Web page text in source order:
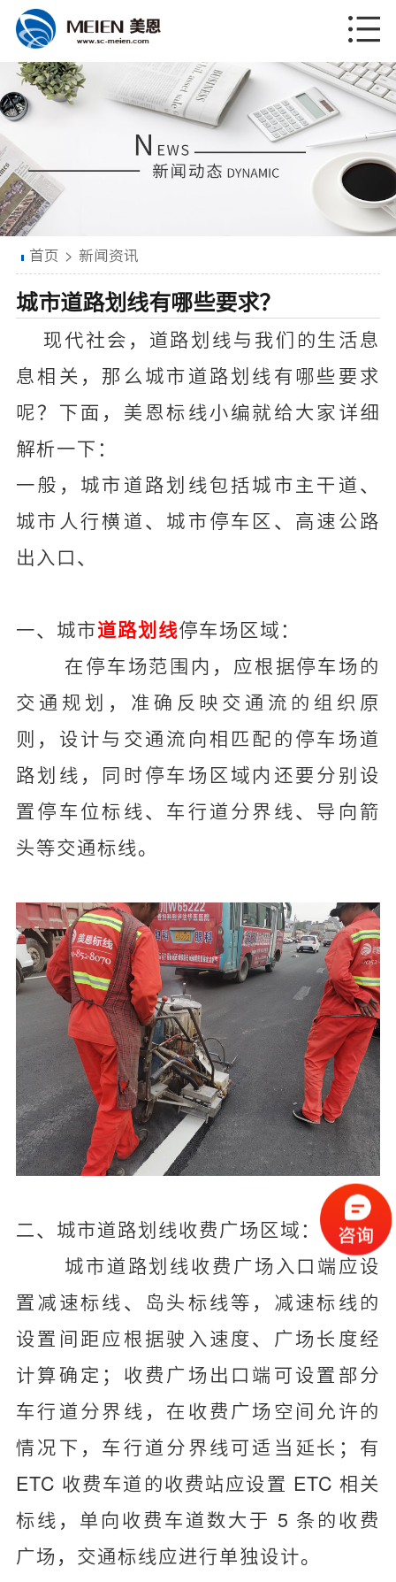
首页 > 新闻资讯
城市道路划线有哪些要求？
现代社会，道路划线与我们的生活息
息相关，那么城市道路划线有哪些要求
呢？下面，美恩标线小编就给大家详细
解析一下：
一般，城市道路划线包括城市主干道、
城市人行横道、城市停车区、高速公路
出入口、
一、城市道路划线停车场区域：
在停车场范围内，应根据停车场的
交通规划，准确反映交通流的组织原
则，设计与交通流向相匹配的停车场道
路划线，同时停车场区域内还要分别设
置停车位标线、车行道分界线、导向箭
头等交通标线。
二、城市道路划线收费广场区域：
城市道路划线收费广场入口端应设
置减速标线、岛头标线等，减速标线的
设置间距应根据驶入速度、广场长度经
计算确定；收费广场出口端可设置部分
车行道分界线，在收费广场空间允许的
情况下，车行道分界线可适当延长；有
ETC 收费车道的收费站应设置 ETC 相关
标线，单向收费车道数大于 5 条的收费
广场，交通标线应进行单独设计。